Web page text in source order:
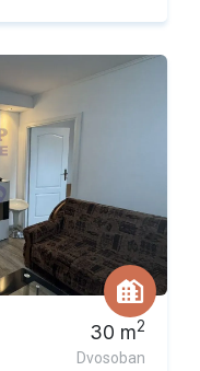
30 m2
Dvosoban